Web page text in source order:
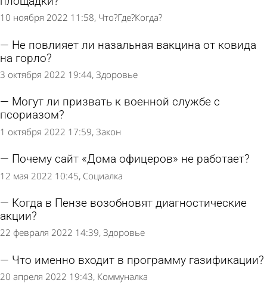
10 ноября 2022 11:58 Что?Где?Когда?
Не повлияет ли назальная вакцина от ковида
на горло?
3 октября 2022 19:44 Здоровье
Могут ли призвать к военной службе с
псориазом?
1 октября 2022 17:59 Закон
Почему сайт «Дома офицеров» не работает?
12 мая 2022 10:45 Социалка
Когда в Пензе возобновят диагностические
акции?
22 февраля 2022 14:39 Здоровье
Что именно входит в программу газификации?
20 апреля 2022 19:43 Коммуналка